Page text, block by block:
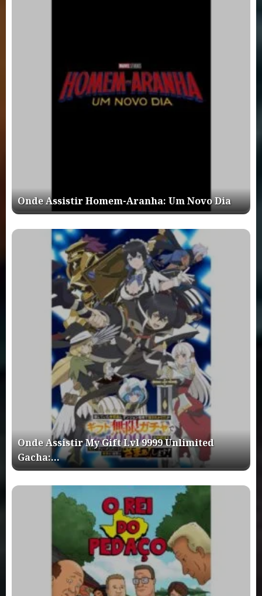
Onde Assistir Homem-Aranha: Um Novo Dia
Onde Assistir My Gift Lvl 9999 Unlimited
Gacha:…